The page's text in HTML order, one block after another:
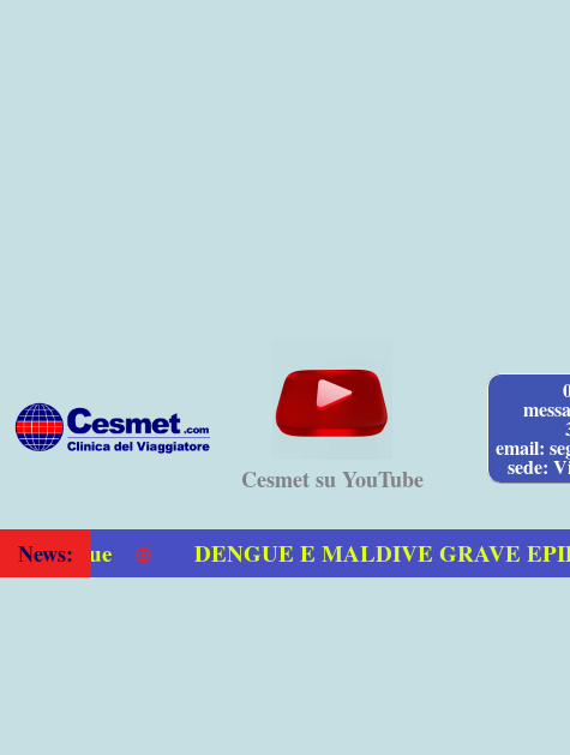
Cesmet su YouTube
email:
sede:
News: DENGUE E MALDIVE GRAVE